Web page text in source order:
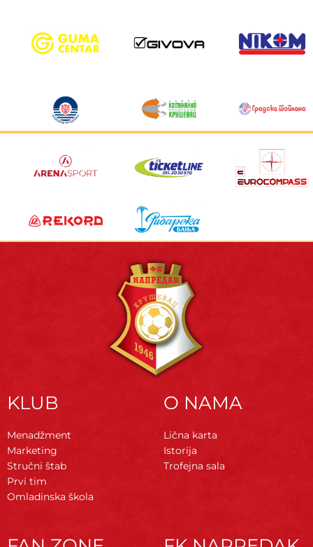
KLUB
Menadžment
Marketing
Stručni štab
Prvi tim
Omladinska škola
O NAMA
Lična karta
Istorija
Trofejna sala